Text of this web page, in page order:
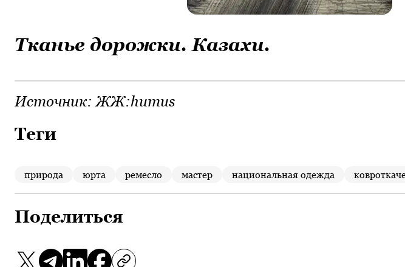
Тканье дорожки. Казахи.
Источник: ЖЖ:humus
Теги
природа юрта ремесло мастер национальная одежда
Поделиться